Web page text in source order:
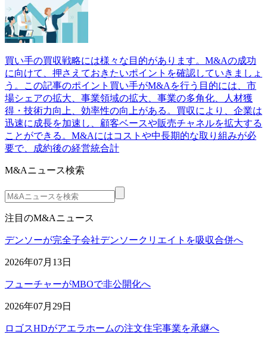
買い手の買収戦略には様々な目的があります。M&Aの成功
に向けて、押さえておきたいポイントを確認していきましょ
う。この記事のポイント買い手がM&Aを行う目的には、市
場シェアの拡大、事業領域の拡大、事業の多角化、人材獲
得・技術力向上、効率性の向上がある。買収により、企業は
迅速に成長を加速し、顧客ベースや販売チャネルを拡大する
ことができる。M&Aにはコストや中長期的な取り組みが必
要で、成約後の経営統合計
M&Aニュース検索
注目のM&Aニュース
デンソーが完全子会社デンソークリエイトを吸収合併へ
2026年07月13日
フューチャーがMBOで非公開化へ
2026年07月29日
ロゴスHDがアエラホームの注文住宅事業を承継へ